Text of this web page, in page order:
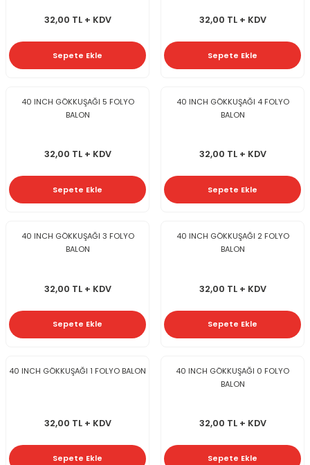
32,00 TL + KDV
Sepete Ekle
32,00 TL + KDV
Sepete Ekle
40 INCH GÖKKUŞAĞI 5 FOLYO
BALON
32,00 TL + KDV
Sepete Ekle
40 INCH GÖKKUŞAĞI 4 FOLYO
BALON
32,00 TL + KDV
Sepete Ekle
40 INCH GÖKKUŞAĞI 3 FOLYO
BALON
32,00 TL + KDV
Sepete Ekle
40 INCH GÖKKUŞAĞI 2 FOLYO
BALON
32,00 TL + KDV
Sepete Ekle
40 INCH GÖKKUŞAĞI 1 FOLYO BALON
32,00 TL + KDV
Sepete Ekle
40 INCH GÖKKUŞAĞI 0 FOLYO
BALON
32,00 TL + KDV
Sepete Ekle